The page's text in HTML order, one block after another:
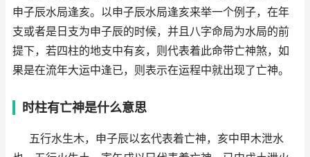
申子辰水局逢亥。以申子辰水局逢亥来举一个例子，在年
支或者是日支为申子辰的时候，并且八字命局为水局的前
提下，若四柱的地支中有亥，则代表着此命带亡神煞，如
果是在流年大运中逢已，则表示在运程中就出现了亡神。
时柱有亡神是什么意思
五行水生木，申子辰以玄代表着亡神，亥中甲木泄水